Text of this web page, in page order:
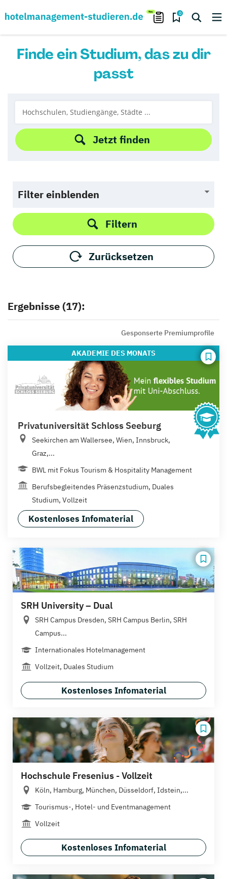
0
Finde ein Studium, das zu dir
passt
Jetzt finden
Filter einblenden
Filtern
Zurücksetzen
Ergebnisse (17):
Gesponserte Premiumprofile
AKADEMIE DES MONATS
Privatuniversität Schloss Seeburg
Seekirchen am Wallersee, Wien, Innsbruck,
Graz,...
BWL mit Fokus Tourism & Hospitality Management
Berufsbegleitendes Präsenzstudium, Duales
Studium, Vollzeit
Kostenloses Infomaterial
SRH University – Dual
SRH Campus Dresden, SRH Campus Berlin, SRH
Campus...
Internationales Hotelmanagement
Vollzeit, Duales Studium
Kostenloses Infomaterial
Hochschule Fresenius - Vollzeit
Köln, Hamburg, München, Düsseldorf, Idstein,...
Tourismus-, Hotel- und Eventmanagement
Vollzeit
Kostenloses Infomaterial